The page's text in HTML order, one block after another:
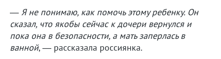
— Я не понимаю, как помочь этому ребенку. Он
сказал, что якобы сейчас к дочери вернулся и
пока она в безопасности, а мать заперлась в
ванной, — рассказала россиянка.